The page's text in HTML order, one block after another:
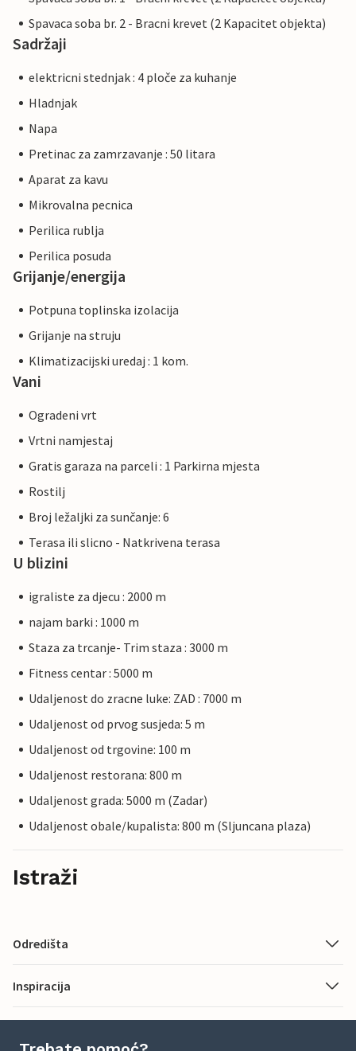
Spavaca soba br. 2 - Bracni krevet (2 Kapacitet objekta)
Sadržaji
elektricni stednjak : 4 ploče za kuhanje
Hladnjak
Napa
Pretinac za zamrzavanje : 50 litara
Aparat za kavu
Mikrovalna pecnica
Perilica rublja
Perilica posuda
Grijanje/energija
Potpuna toplinska izolacija
Grijanje na struju
Klimatizacijski uredaj : 1 kom.
Vani
Ogradeni vrt
Vrtni namjestaj
Gratis garaza na parceli : 1 Parkirna mjesta
Rostilj
Broj ležaljki za sunčanje: 6
Terasa ili slicno - Natkrivena terasa
U blizini
igraliste za djecu : 2000 m
najam barki : 1000 m
Staza za trcanje- Trim staza : 3000 m
Fitness centar : 5000 m
Udaljenost do zracne luke: ZAD : 7000 m
Udaljenost od prvog susjeda: 5 m
Udaljenost od trgovine: 100 m
Udaljenost restorana: 800 m
Udaljenost grada: 5000 m (Zadar)
Udaljenost obale/kupalista: 800 m (Sljuncana plaza)
Istraži
Odredišta
Inspiracija